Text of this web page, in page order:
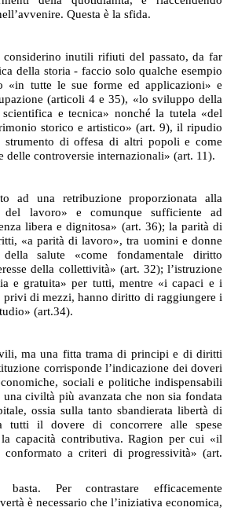
Questa è la sfida.
inutili rifiuti del passato, da far
della storia - faccio solo qualche esempio
tutte le sue forme ed applicazioni» e
(articoli 4 e 35), «lo sviluppo della
e tecnica» nonché la tutela «del
storico e artistico» (art. 9), il ripudio
strumento di offesa di altri popoli e come
delle controversie internazionali» (art. 11).
ad una retribuzione proporzionata alla
lavoro» e comunque sufficiente ad
libera e dignitosa» (art. 36); la parità di
«a parità di lavoro», tra uomini e donne
salute «come fondamentale diritto
della collettività» (art. 32); l’istruzione
e gratuita» per tutti, mentre «i capaci e i
privi di mezzi, hanno diritto di raggiungere i
(art.34).
ma una fitta trama di principi e di diritti
corrisponde l’indicazione dei doveri
sociali e politiche indispensabili
civiltà più avanzata che non sia fondata
ossia sulla tanto sbandierata libertà di
tutti il dovere di concorrere alle spese
capacità contributiva. Ragion per cui «il
conformato a criteri di progressività» (art.
Per contrastare efficacemente
è necessario che l’iniziativa economica,